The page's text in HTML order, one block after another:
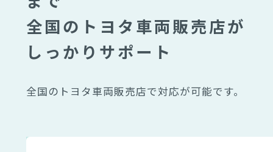
全国のトヨタ車両販売店が
しっかりサポート
全国のトヨタ車両販売店で対応が可能です。